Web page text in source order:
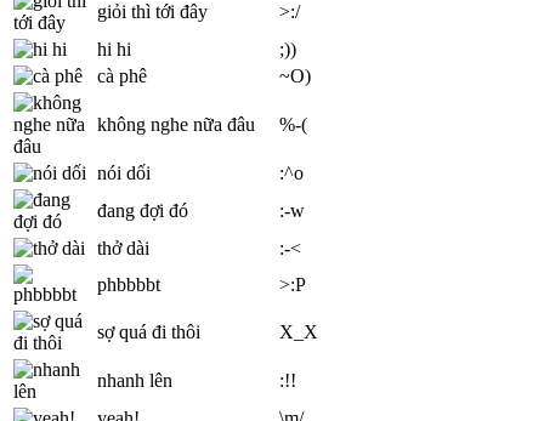
giỏi thì tới đây
>:/
hi hi
;))
cà phê
~O)
không nghe nữa đâu %-(
nói dối
:^o
đang đợi đó
:-w
thở dài
:-<
phbbbbt
>:P
sợ quá đi thôi X_X
nhanh lên
:!!